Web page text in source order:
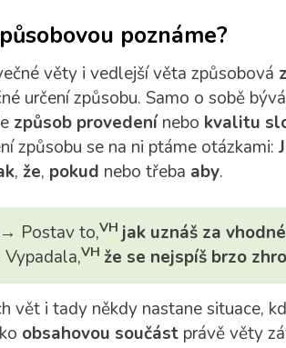
poznáme?
věty i vedlejší věta způsobová
určení způsobu. Samo o sobě
způsob provedenínebo kvalitu
způsobu se na ni ptáme otázkami:
, že, pokud nebo třeba aby.
Postav to,VH jak uznáš za vhodné
VH že se nejspíš brzo
vět i tady někdy nastane situace,
obsahovou součástprávě věty